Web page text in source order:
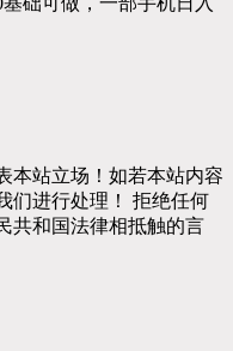
本站立场！如若本站内容
们进行处理！ 拒绝任何
共和国法律相抵触的言